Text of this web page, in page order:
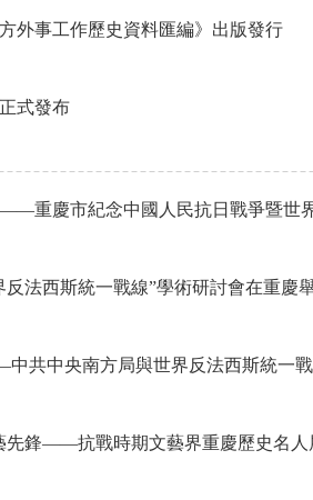
外事工作歷史資料匯編》出版發行
式發布
重慶市紀念中國人民抗日戰爭暨世
法西斯統一戰線”學術研討會在重慶
共中央南方局與世界反法西斯統一
先鋒——抗戰時期文藝界重慶歷史名人